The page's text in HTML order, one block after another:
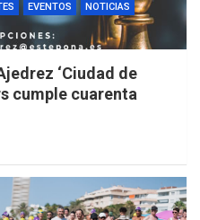
EVENTOS
NOTICIAS
‘Ciudad de
cumple cuarenta